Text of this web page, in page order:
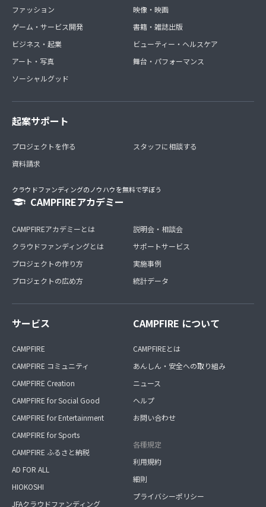
ファッション
ゲーム・サービス開発
ビジネス・起業
アート・写真
ソーシャルグッド
映像・映画
書籍・雑誌出版
ビューティー・ヘルスケア
舞台・パフォーマンス
起案サポート
プロジェクトを作る
資料請求
スタッフに相談する
クラウドファンディングのノウハウを無料で学ぼう
CAMPFIREアカデミー
CAMPFIREアカデミーとは
クラウドファンディングとは
プロジェクトの作り方
プロジェクトの広め方
説明会・相談会
サポートサービス
実施事例
統計データ
サービス
CAMPFIRE
CAMPFIRE コミュニティ
CAMPFIRE Creation
CAMPFIRE for Social Good
CAMPFIRE for Entertainment
CAMPFIRE for Sports
CAMPFIRE ふるさと納税
AD FOR ALL
HIOKOSHI
JFAクラウドファンディング
CAMPFIRE について
CAMPFIREとは
あんしん・安全への取り組み
ニュース
ヘルプ
お問い合わせ
各種規定
利用規約
細則
プライバシーポリシー